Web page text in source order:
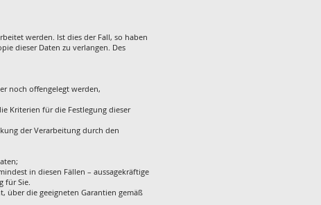
werden. Ist dies der Fall, so haben
dieser Daten zu verlangen. Des
noch offengelegt werden,
Kriterien für die Festlegung dieser
der Verarbeitung durch den
in diesen Fällen – aussagekräftige
für Sie.
über die geeigneten Garantien gemäß